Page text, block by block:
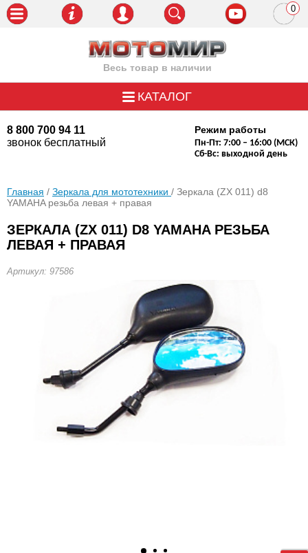
Весь товар в наличии
8 800 700 94 11
звонок бесплатный
Режим работы
Пн-Пт: 7:00 – 16:00 (МСК)
Сб-Вс: выходной день
0
КАТАЛОГ
Главная / Зеркала для мототехники / Зеркала (ZX 011) d8
YAMAHA резьба левая + правая
ЗЕРКАЛА (ZX 011) D8 YAMAHA РЕЗЬБА
ЛЕВАЯ + ПРАВАЯ
Артикул: 97586